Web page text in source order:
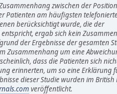
zwischen der
Patienten am häufigsten
berücksichtigt wurde, die der
ergab sich kein
der Ergebnisse der gesamten
Zusammenhang um eine
dass die Patienten sich
erinnerten, um so eine Erklärung
dieser Studie wurden im British
veröffentlicht.